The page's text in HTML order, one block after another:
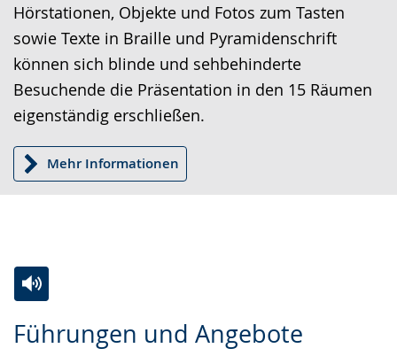
Hörstationen, Objekte und Fotos zum Tasten
sowie Texte in Braille und Pyramidenschrift
können sich blinde und sehbehinderte
Besuchende die Präsentation in den 15 Räumen
eigenständig erschließen.
Mehr Informationen
Führungen und Angebote
Leichten
Audio-
Video